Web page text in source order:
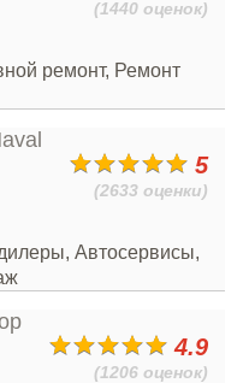
(1440 оценок)
ремонт, Ремонт
5
(2633 оценки)
Автосервисы,
4.9
(1206 оценок)